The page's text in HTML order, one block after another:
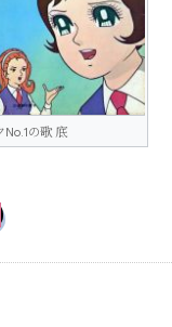
No.1の歌 底